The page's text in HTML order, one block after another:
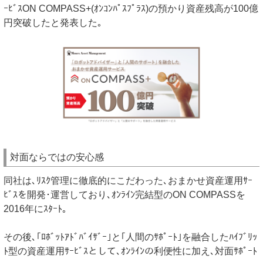
ｰﾋﾞｽON COMPASS+(ｵﾝｺﾝﾊﾟｽﾌﾟﾗｽ)の預かり資産残高が100億
円突破したと発表した｡
対面ならではの安心感
同社は､ﾘｽｸ管理に徹底的にこだわった､おまかせ資産運用ｻｰ
ﾋﾞｽを開発･運営しており､ｵﾝﾗｲﾝ完結型のON COMPASSを
2016年にｽﾀｰﾄ｡
その後､｢ﾛﾎﾞｯﾄｱﾄﾞﾊﾞｲｻﾞｰ｣と｢人間のｻﾎﾟｰﾄ｣を融合したﾊｲﾌﾞﾘｯ
ﾄ型の資産運用ｻｰﾋﾞｽとして､ｵﾝﾗｲﾝの利便性に加え､対面ｻﾎﾟｰﾄ